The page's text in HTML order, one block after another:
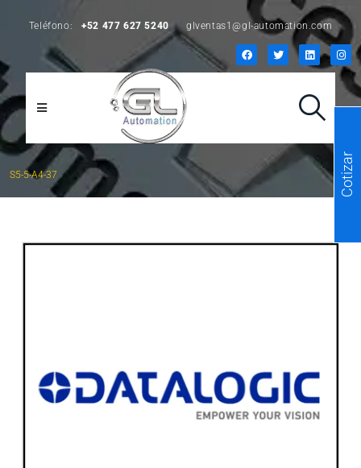
Teléfono: +52 477 627 5240 glventas1@gl-automation.com
S5-5-A4-37 Cotizar